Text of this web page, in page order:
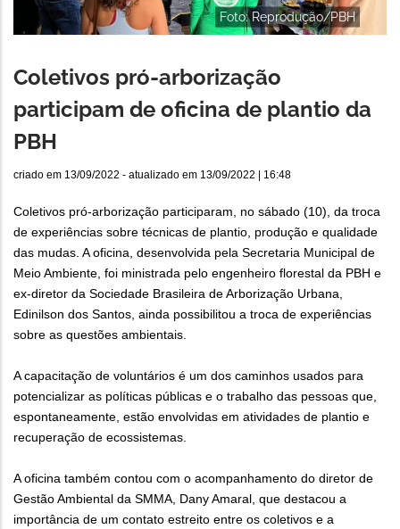
Foto: Reprodução/PBH
Coletivos pró-arborização
participam de oficina de plantio da
PBH
criado em 13/09/2022 - atualizado em 13/09/2022 | 16:48
Coletivos pró-arborização participaram, no sábado (10), da troca
de experiências sobre técnicas de plantio, produção e qualidade
das mudas. A oficina, desenvolvida pela Secretaria Municipal de
Meio Ambiente, foi ministrada pelo engenheiro florestal da PBH e
ex-diretor da Sociedade Brasileira de Arborização Urbana,
Edinilson dos Santos, ainda possibilitou a troca de experiências
sobre as questões ambientais.
A capacitação de voluntários é um dos caminhos usados para
potencializar as políticas públicas e o trabalho das pessoas que,
espontaneamente, estão envolvidas em atividades de plantio e
recuperação de ecossistemas.
A oficina também contou com o acompanhamento do diretor de
Gestão Ambiental da SMMA, Dany Amaral, que destacou a
importância de um contato estreito entre os coletivos e a